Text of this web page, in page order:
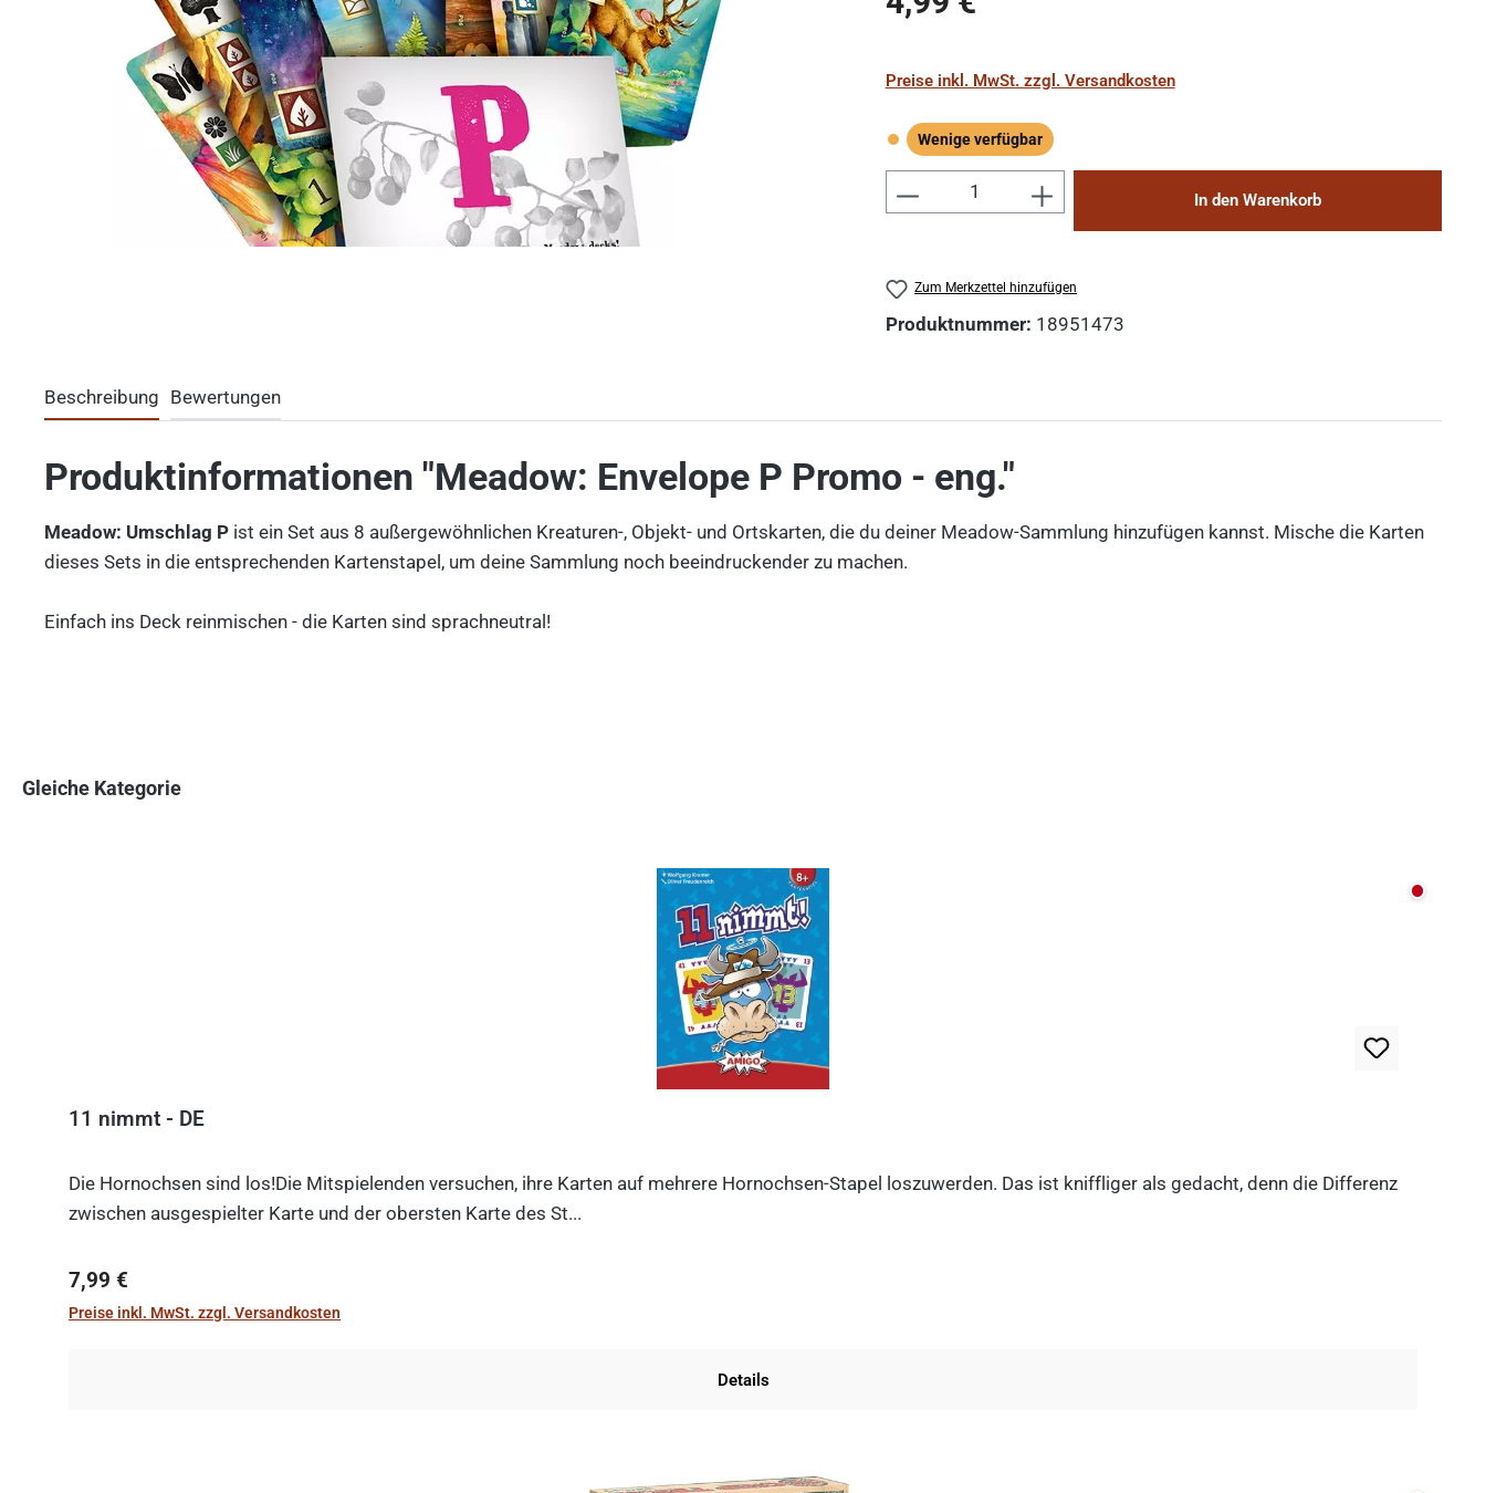
Preise inkl. MwSt. zzgl. Versandkosten
Wenige verfügbar
Wenige verfügbar
Produkt Anzahl: Gib den gewünschten Wert
In den Warenkorb
Zum Merkzettel hinzufügen
Produktnummer: 18951473
Beschreibung Bewertungen
Produktinformationen "Meadow: Envelope P Promo - eng."
Meadow: Umschlag P ist ein Set aus 8 außergewöhnlichen Kreaturen-, Objekt- und Ortskarten, die du deiner Meadow-Sammlung hinzufügen kannst. Mische die Karten
dieses Sets in die entsprechenden Kartenstapel, um deine Sammlung noch beeindruckender zu machen.
Einfach ins Deck reinmischen - die Karten sind sprachneutral!
Gleiche Kategorie
Nicht
11 nimmt - DE
Die Hornochsen sind los!Die Mitspielenden versuchen, ihre Karten auf mehrere Hornochsen-Stapel loszuwerden. Das ist kniffliger als gedacht, denn die Differenz
zwischen ausgespielter Karte und der obersten Karte des St...
Regulärer Preis:
7,99 €
Preise inkl. MwSt. zzgl. Versandkosten
Details